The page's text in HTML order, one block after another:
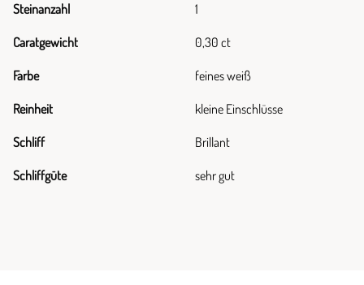
Steinanzahl 1
Caratgewicht 0,30 ct
Farbe feines weiß
Reinheit kleine Einschlüsse
Schliff Brillant
Schliffgüte sehr gut